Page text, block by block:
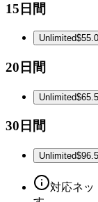
15日間
Unlimited
20日間
Unlimited
30日間
Unlimited
対応ネッ